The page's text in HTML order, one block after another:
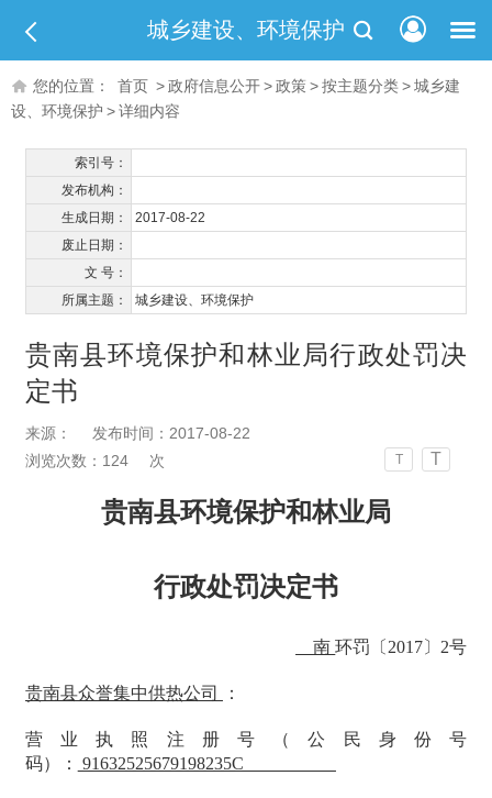
城乡建设、环境保护
您的位置： 首页 >政府信息公开>政策>按主题分类>城乡建
设、环境保护 >详细内容
索引号：
发布机构：
生成日期：
2017-08-22
废止日期：
文 号：
所属主题：
城乡建设、环境保护
贵南县环境保护和林业局行政处罚决
定书
来源：
发布时间：2017-08-22
浏览次数： 124 次 T T
贵南县环境保护和林业局
行政处罚决定书
南 环罚〔 2017〕2号
贵南县众誉集中供热公司 ：
营业执照注册号（公民身份号
码）：
91632525679198235C